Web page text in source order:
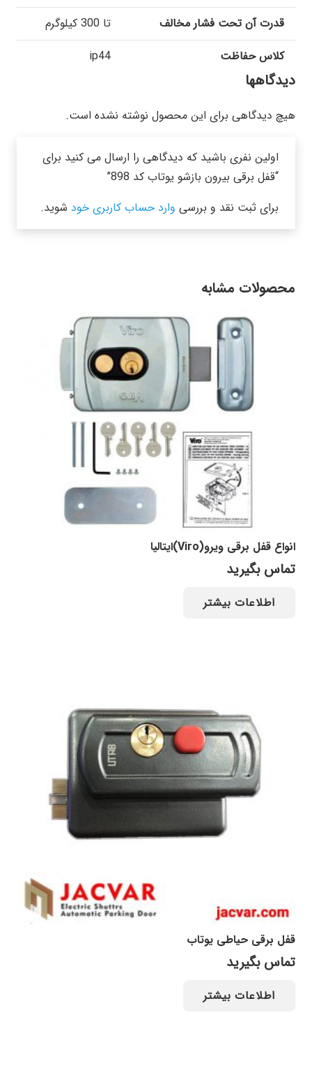
قدرت آن تحت فشار مخالف
تا 300 کیلوگرم
کلاس حفاظت
ip44
دیدگاهها
هیچ دیدگاهی برای این محصول نوشته نشده است.
اولین نفری باشید که دیدگاهی را ارسال می کنید برای
“قفل برقی بیرون بازشو یوتاب کد 898”
برای ثبت نقد و بررسی وارد حساب کاربری خود شوید.
محصولات مشابه
انواع قفل برقی ویرو(Viro)ایتالیا
تماس بگیرید
اطلاعات بیشتر
قفل برقی حیاطی یوتاب
تماس بگیرید
اطلاعات بیشتر